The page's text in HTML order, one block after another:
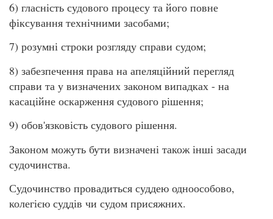
6) гласність судового процесу та його повне
фіксування технічними засобами;
7) розумні строки розгляду справи судом;
8) забезпечення права на апеляційний перегляд
справи та у визначених законом випадках - на
касаційне оскарження судового рішення;
9) обов'язковість судового рішення.
Законом можуть бути визначені також інші засади
судочинства.
Судочинство провадиться суддею одноособово,
колегією суддів чи судом присяжних.